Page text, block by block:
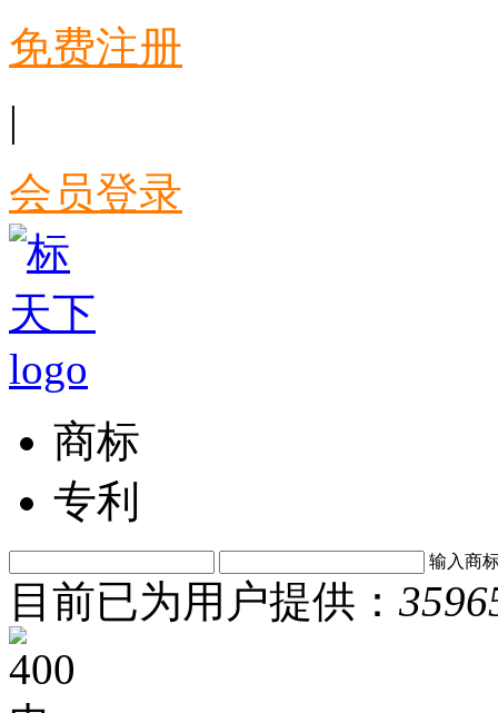
免费注册
|
会员登录
商标
专利
输入商
目前已为用户提供：